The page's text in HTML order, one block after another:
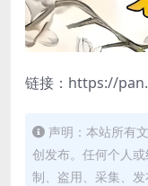
链接：https://
声明：本站所有
创发布。任何个人
制、盗用、采集、